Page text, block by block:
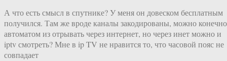
А что есть смысл в спутнике? У меня он довеском бесплатным
получился. Там же вроде каналы закодированы, можно конечно
автоматом из отрывать через интернет, но через инет можно и
iptv смотреть? Мне в ip TV не нравится то, что часовой пояс не
совпадает